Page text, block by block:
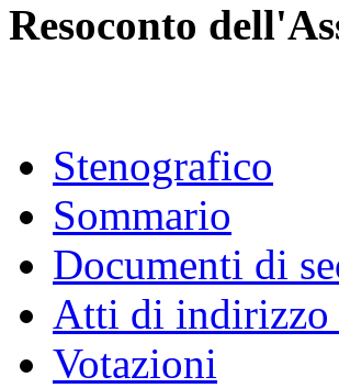
Resoconto
Stenografico
Sommario
Documenti di
Atti di indirizzo
Votazioni